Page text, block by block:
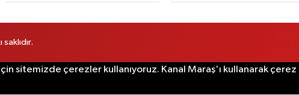
sitemizde çerezler kullanıyoruz. Kanal Maraş'ı kullanarak çerez